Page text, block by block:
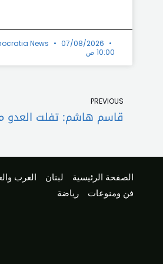
News
07/08/2026
10:00 ص
PREVIOUS
الصفحة الرئيسية لبنان العرب
فن ومنوعات
رياضة